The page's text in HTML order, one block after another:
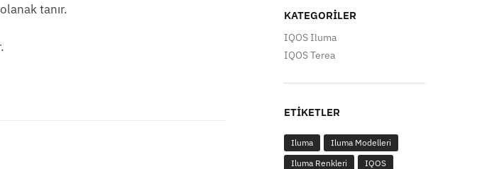
tanır.
KATEGORILER
IQOS Iluma
IQOS Terea
ETIKETLER
Iluma
Iluma Modelleri
Iluma Renkleri
IQOS